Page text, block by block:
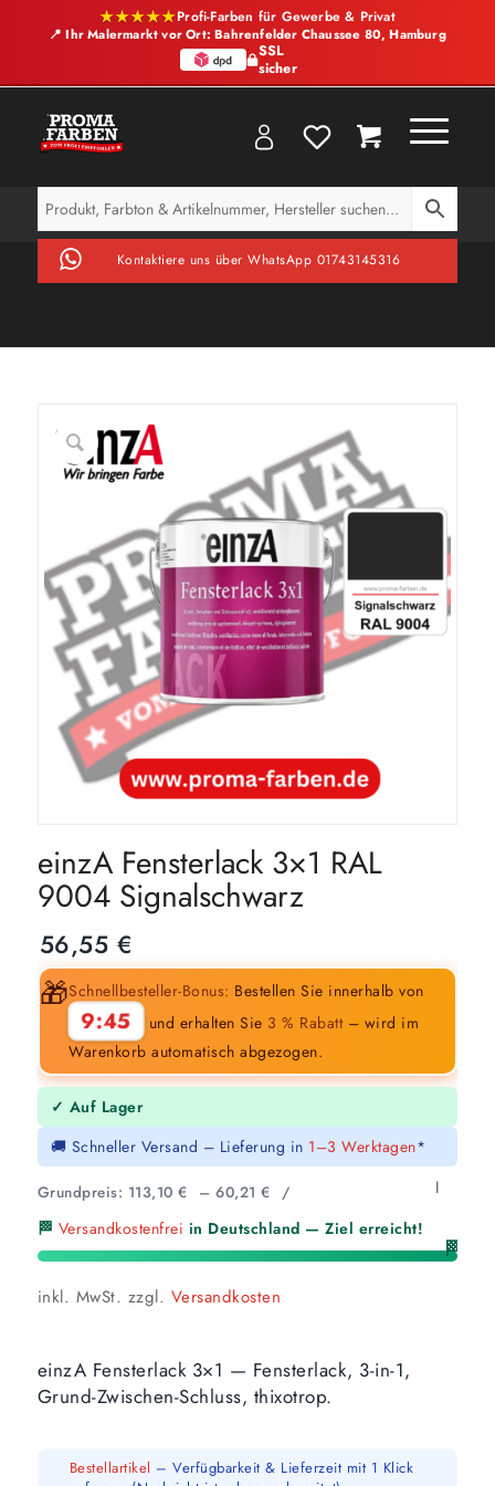
★★★★★Profi-Farben für Gewerbe & Privat
📍 Ihr Malermarkt vor Ort: Bahrenfelder Chaussee 80, Hamburg
SSL
sicher
Kontaktiere uns über WhatsApp 01743145316
einzA Fensterlack 3×1 RAL
9004 Signalschwarz
56,55 €
🎁Schnellbesteller-Bonus: Bestellen Sie innerhalb von
9:44 und erhalten Sie 3 % Rabatt– wird im
Warenkorb automatisch abgezogen.
✓ Auf Lager
🚚 Schneller Versand – Lieferung in 1–3 Werktagen*
Grundpreis: 113,10€ –60,21€ / l
🏁 Versandkostenfrei in Deutschland — Ziel erreicht!
🏁
inkl. MwSt. zzgl. Versandkosten
einzA Fensterlack 3×1 — Fensterlack, 3-in-1,
Grund-Zwischen-Schluss, thixotrop.
Bestellartikel – Verfügbarkeit & Lieferzeit mit 1 Klick